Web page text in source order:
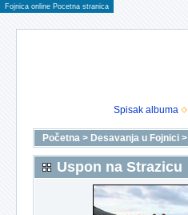
Fojnica online Pocetna stranica
Spisak albuma
Početna > Desavanja u Fojnici >
Uspon na Strazicu